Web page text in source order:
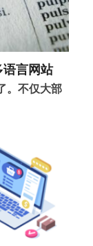
语言‌网站‌
。不仅大部